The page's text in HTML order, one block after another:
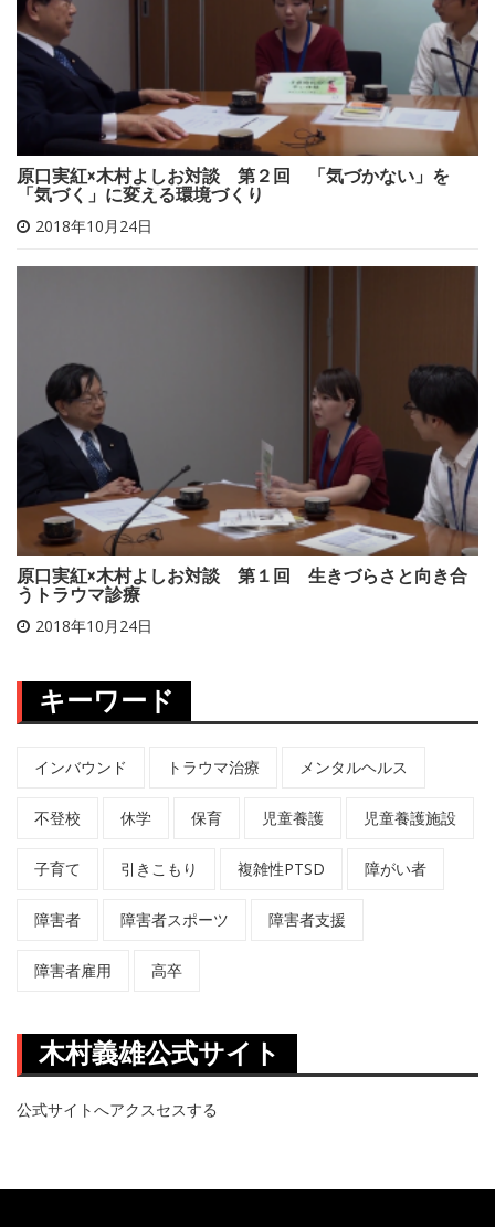
原口実紅×木村よしお対談 第２回 「気づかない」を
「気づく」に変える環境づくり
2018年10月24日
原口実紅×木村よしお対談 第１回 生きづらさと向き合
うトラウマ診療
2018年10月24日
キーワード
インバウンド トラウマ治療 メンタルヘルス
不登校 休学 保育 児童養護 児童養護施設
子育て 引きこもり 複雑性PTSD 障がい者
障害者 障害者スポーツ 障害者支援
障害者雇用 高卒
木村義雄公式サイト
公式サイトへアクスセスする